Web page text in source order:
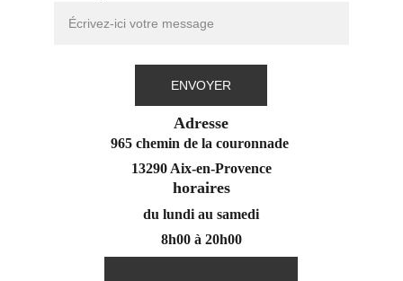
ENVOYER
Adresse
965 chemin de la couronnade
13290 Aix-en-Provence
horaires
du lundi au samedi
8h00 à 20h00